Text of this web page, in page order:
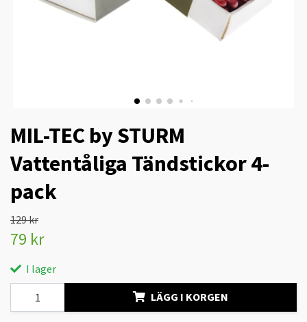
MIL-TEC by STURM
Vattentåliga Tändstickor 4-
pack
129 kr
79 kr
I lager
LÄGG I KORGEN